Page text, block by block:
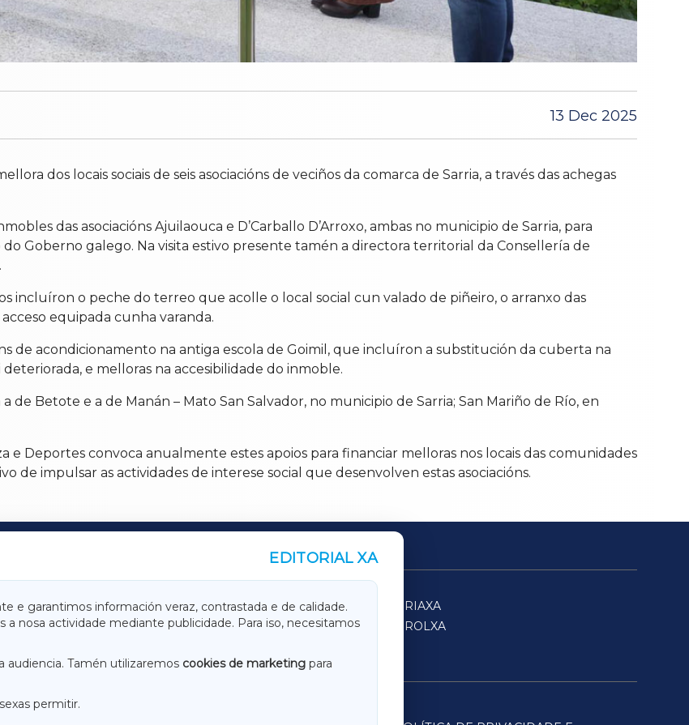
13 Dec 2025
dos locais sociais de seis asociacións de veciños da comarca de Sarria, a través das achegas
das asociacións Ajuilaouca e D’Carballo D’Arroxo, ambas no municipio de Sarria, para
Goberno galego. Na visita estivo presente tamén a directora territorial da Consellería de
incluíron o peche do terreo que acolle o local social cun valado de piñeiro, o arranxo das
equipada cunha varanda.
de acondicionamento na antiga escola de Goimil, que incluíron a substitución da cuberta na
e melloras na accesibilidade do inmoble.
de Betote e a de Manán – Mato San Salvador, no municipio de Sarria; San Mariño de Río, en
e Deportes convoca anualmente estes apoios para financiar melloras nos locais das comunidades
de impulsar as actividades de interese social que desenvolven estas asociacións.
EDITORIAL XA
e garantimos información veraz, contrastada e de calidade.
a nosa actividade mediante publicidade. Para iso, necesitamos
audiencia. Tamén utilizaremos cookies de marketing para
permitir.
TERRACHAXA
SARRIAXA
ACORUÑAXA
FERROLXA